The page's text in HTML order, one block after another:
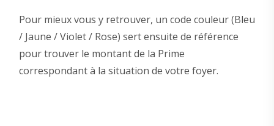
Pour mieux vous y retrouver, un code couleur (Bleu
/ Jaune / Violet / Rose) sert ensuite de référence
pour trouver le montant de la Prime
correspondant à la situation de votre foyer.